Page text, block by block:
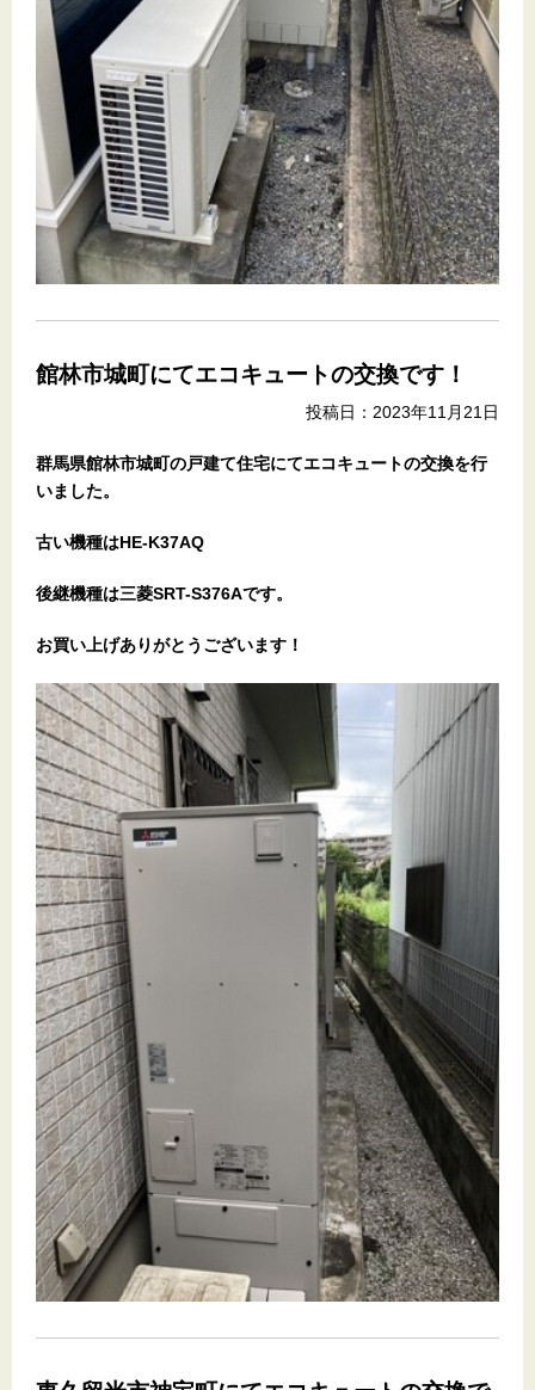
館林市城町にてエコキュートの交換です！
投稿日：2023年11月21日
群馬県館林市城町の戸建て住宅にてエコキュートの交換を行
いました。
古い機種はHE-K37AQ
後継機種は三菱SRT-S376Aです。
お買い上げありがとうございます！